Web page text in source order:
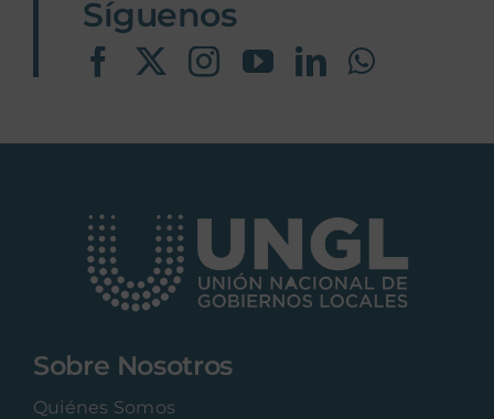
Síguenos
Sobre Nosotros
Quiénes Somos